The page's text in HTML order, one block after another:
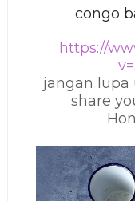
congo
https://
jangan lupa
share